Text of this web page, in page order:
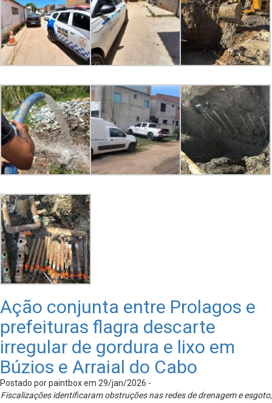
Ação conjunta entre Prolagos e
prefeituras flagra descarte
irregular de gordura e lixo em
Búzios e Arraial do Cabo
Postado por paintbox em 29/jan/2026 -
Fiscalizações identificaram obstruções nas redes de drenagem e esgoto;